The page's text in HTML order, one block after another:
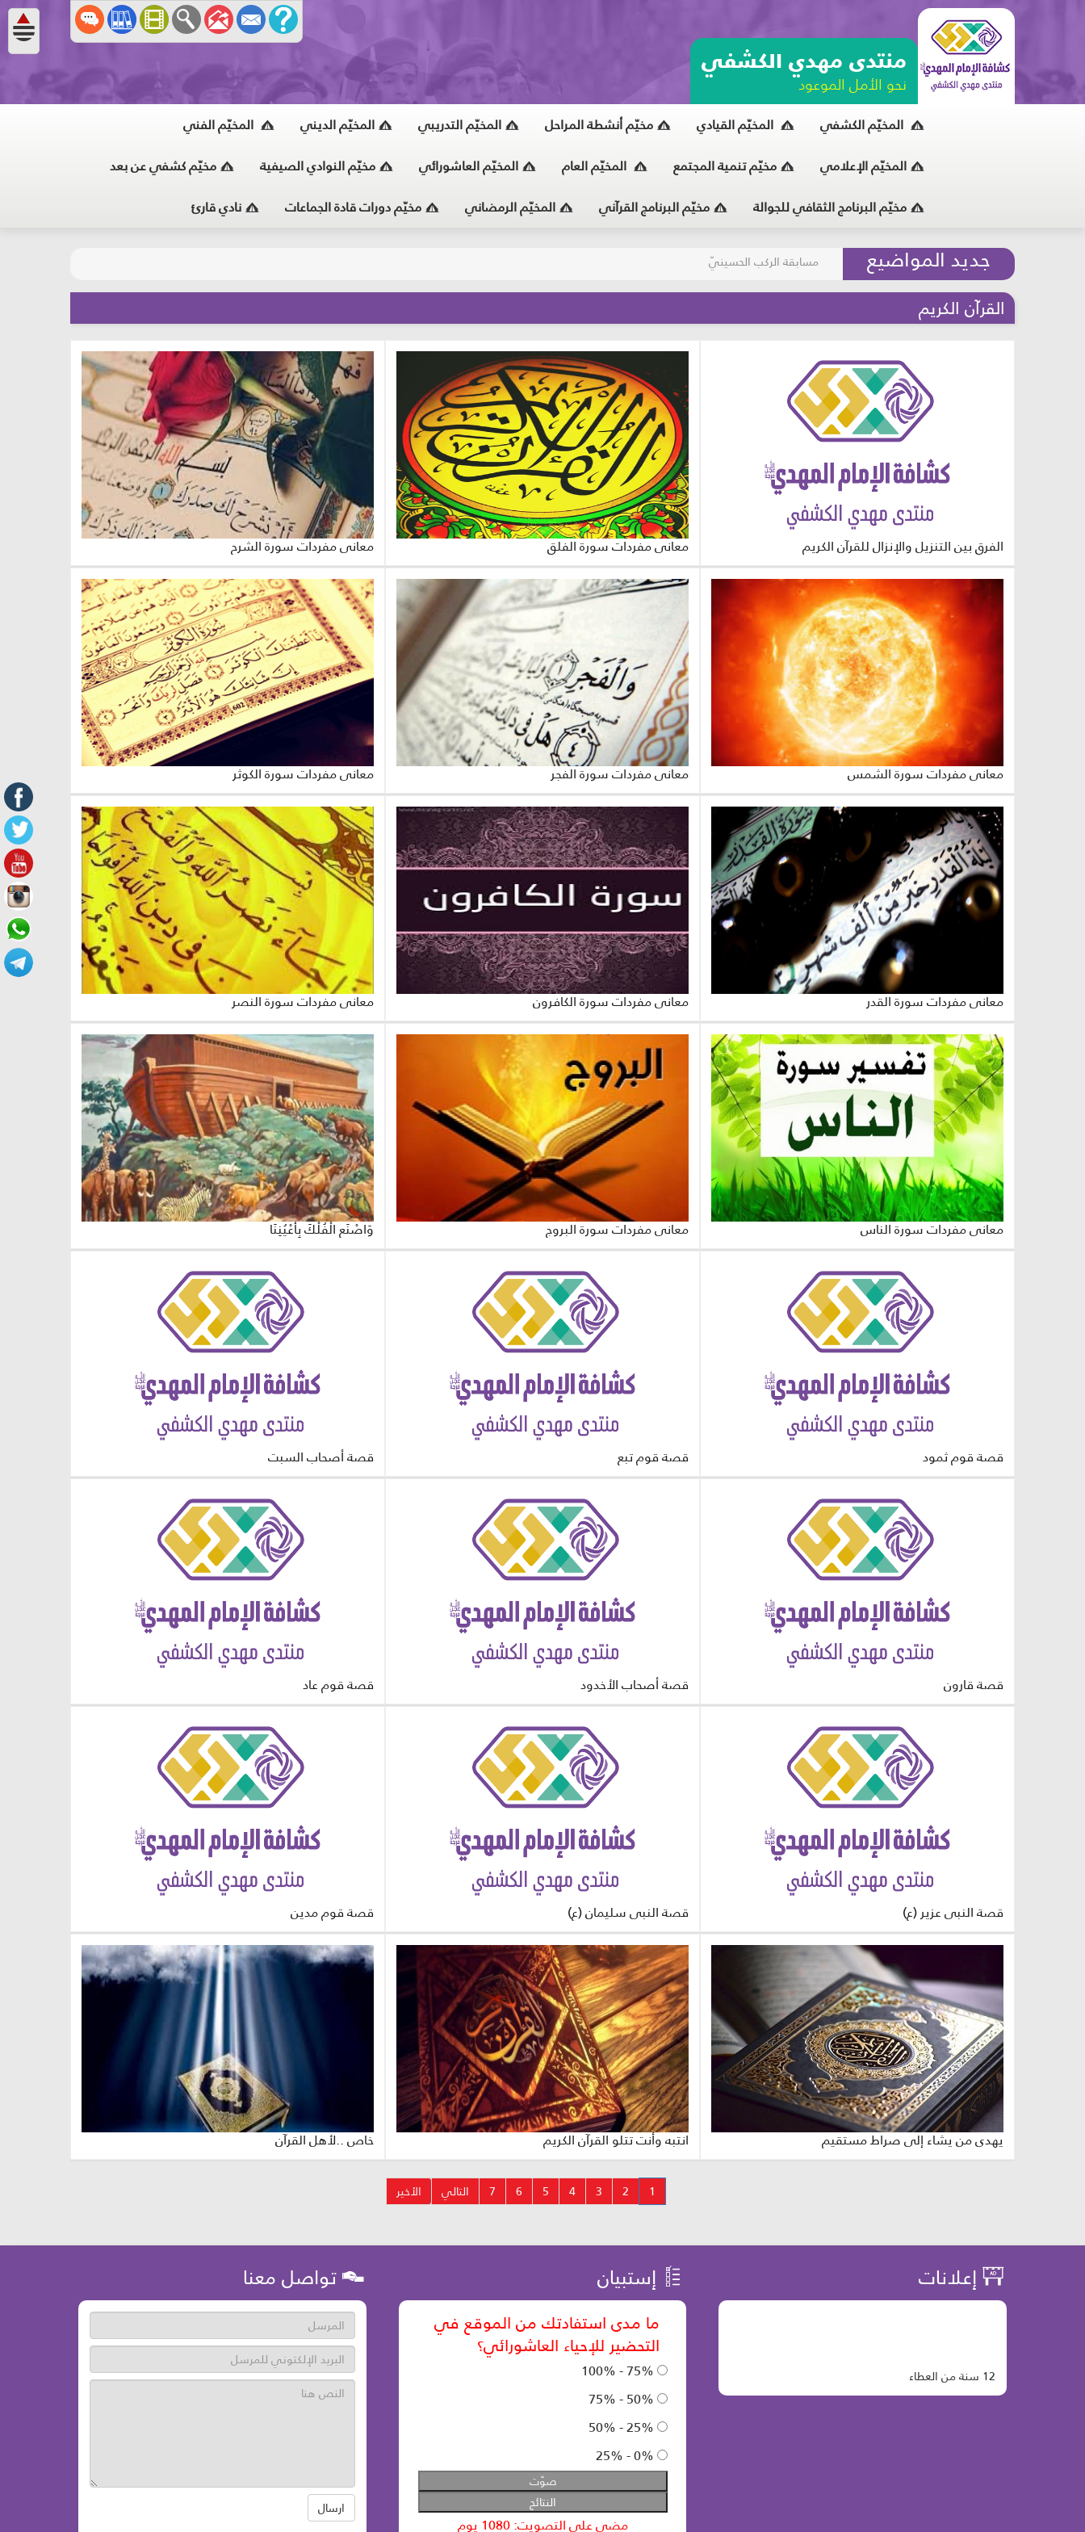
منتدى مهدي الكشفي
نحو الأمل الموعود
المخيّم الكشفي المخيّم القيادي مخيّم أنشطة المراحل المخيّم التدريبي المخيّم الديني المخيّم الفني
المخيّم الإعلامي مخيّم تنمية المجتمع المخيّم العام المخيّم العاشورائي مخيّم النوادي الصيفية مخيّم كشفي عن بعد
مخيّم البرنامج الثقافي للجوالة مخيّم البرنامج القرآني المخيّم الرمضاني مخيّم دورات قادة الجماعات نادي قارئ
جديد المواضيع
مسابقة الركب الحسينيّ
المحافظة على البيئة
القرآن الكريم
الفرق بين التنزيل والإنزال للقرآن الكريم معاني مفردات سورة الفلق معاني مفردات سورة الشرح
معاني مفردات سورة الشمس معاني مفردات سورة الفجر معاني مفردات سورة الكوثر
معاني مفردات سورة القدر معاني مفردات سورة الكافرون معاني مفردات سورة النصر
معاني مفردات سورة الناس معاني مفردات سورة البروج وَاصْنَعِ الْفُلْكَ بِأَعْيُنِنَا
قصة قوم ثمود قصة قوم تبع قصة أصحاب السبت
قصة قارون قصة أصحاب الأخدود قصة قوم عاد
قصة النبي عزير (ع) قصة النبي سليمان (ع) قصة قوم مدين
يهدي من يشاء إلى صراط مستقيم انتبه وأنت تتلو القرآن الكريم خاص ..لأهل القرآن
1
2
3
4
5
6
7 التالي الأخير
إعلانات
12 سنة من العطاء
إستبيان تواصل معنا
ارسال